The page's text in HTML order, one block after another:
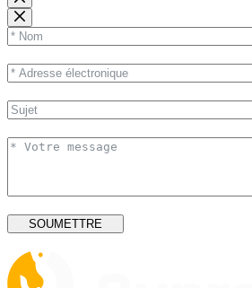
SOUMETTRE